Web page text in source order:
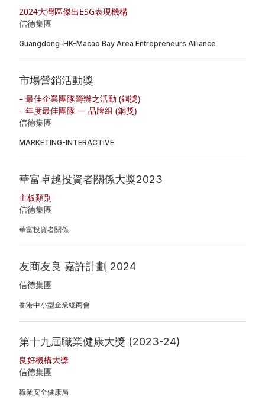
2024大灣區傑出ESG表現機構
信德集團
Guangdong-HK-Macao Bay Area Entrepreneurs Alliance
市場營銷活動獎
– 最佳企業團隊籌辦之活動 (銅獎)
– 年度最佳團隊 — 品牌组 (銅獎)
信德集團
MARKETING-INTERACTIVE
華富卓越投資者關係大獎2023
主板類別
信德集團
華富投資者關係
友商友良 嘉許計劃 2024
信德集團
香港中小型企業總商會
第十九屆職業健康大獎 (2023-24)
良好機構大獎
信德集團
職業安全健康局